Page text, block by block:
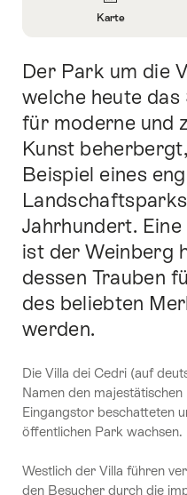
Karte
öffnen
Karte
Einleitung
Der Park um die
welche heute
für moderne und
Kunst
Beispiel eines
Jahrhundert.
ist der Weinberg
dessen Trauben
des beliebten
werden.
Die Villa dei Cedri (auf
Namen den
Eingangstor beschatteten
öffentlichen Park wachsen.
Westlich der Villa führen
den Besucher durch die